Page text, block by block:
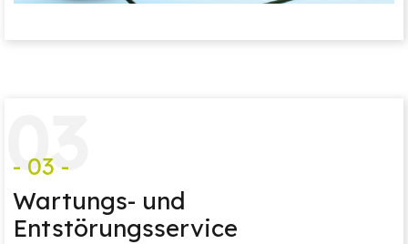
03
- 03 -
Wartungs- und
Entstörungsservice